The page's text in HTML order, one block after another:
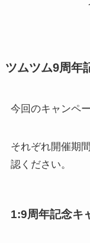
ツムツム9周年
今回のキャンペ
それぞれ開催期
認ください。
1:9周年記念キ